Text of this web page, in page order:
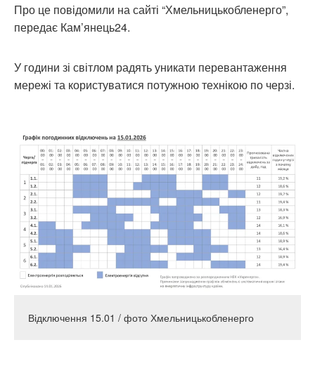
Про це повідомили на сайті “Хмельницькобленерго”,
передає Кам’янець24.
У години зі світлом радять уникати перевантаження
мережі та користуватися потужною технікою по черзі.
Відключення 15.01 / фото Хмельницькобленерго